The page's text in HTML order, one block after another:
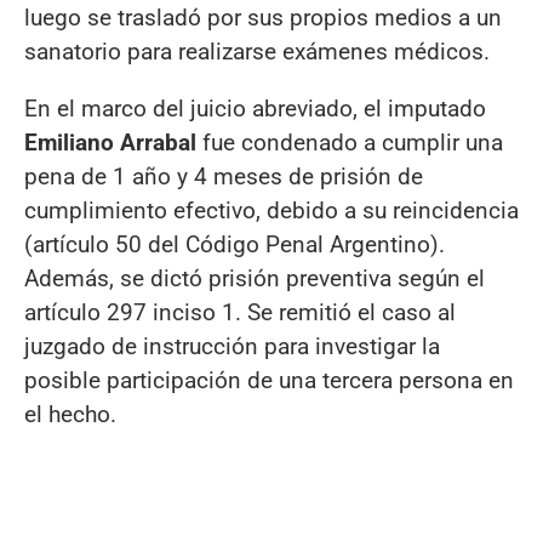
luego se trasladó por sus propios medios a un
sanatorio para realizarse exámenes médicos.
En el marco del juicio abreviado, el imputado
Emiliano Arrabal fue condenado a cumplir una
pena de 1 año y 4 meses de prisión de
cumplimiento efectivo, debido a su reincidencia
(artículo 50 del Código Penal Argentino).
Además, se dictó prisión preventiva según el
artículo 297 inciso 1. Se remitió el caso al
juzgado de instrucción para investigar la
posible participación de una tercera persona en
el hecho.